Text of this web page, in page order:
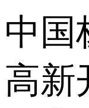
中国
高新